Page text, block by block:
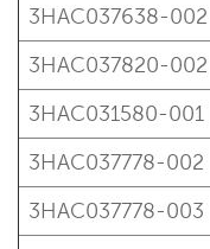
3HAC037638-002
3HAC037820-002
3HAC031580-001
3HAC037778-002
3HAC037778-003